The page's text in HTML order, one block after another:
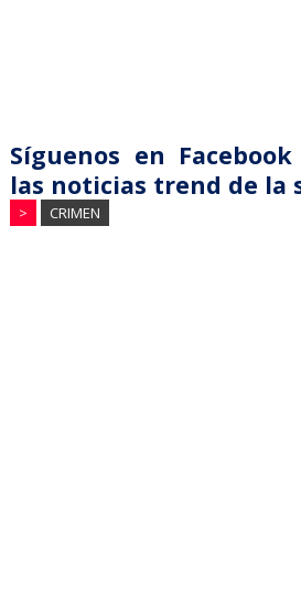
Síguenos en
las noticias trend de la
> CRIMEN